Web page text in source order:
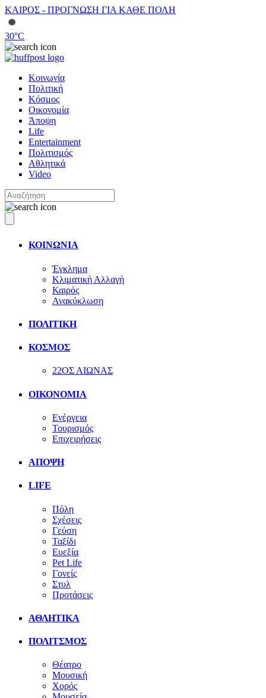
ΚΑΙΡΟΣ - ΠΡΟΓΝΩΣΗ ΓΙΑ ΚΑΘΕ ΠΟΛΗ
30°C
Κοινωνία
Πολιτική
Κόσμος
Οικονομία
Άποψη
Life
Entertainment
Πολιτισμός
Αθλητικά
Video
ΚΟΙΝΩΝΙΑ
Έγκλημα
Κλιματική Αλλαγή
Καιρός
Ανακύκλωση
ΠΟΛΙΤΙΚΗ
ΚΟΣΜΟΣ
22ΟΣ ΑΙΩΝΑΣ
ΟΙΚΟΝΟΜΙΑ
Ενέργεια
Τουρισμός
Επιχειρήσεις
ΑΠΟΨΗ
LIFE
Πόλη
Σχέσεις
Γεύση
Ταξίδι
Ευεξία
Pet Life
Γονείς
Στυλ
Προτάσεις
ΑΘΛΗΤΙΚΑ
ΠΟΛΙΤΣΜΟΣ
Θέατρο
Μουσική
Χορός